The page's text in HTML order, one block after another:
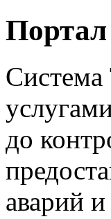
Портал
Система
до
аварий